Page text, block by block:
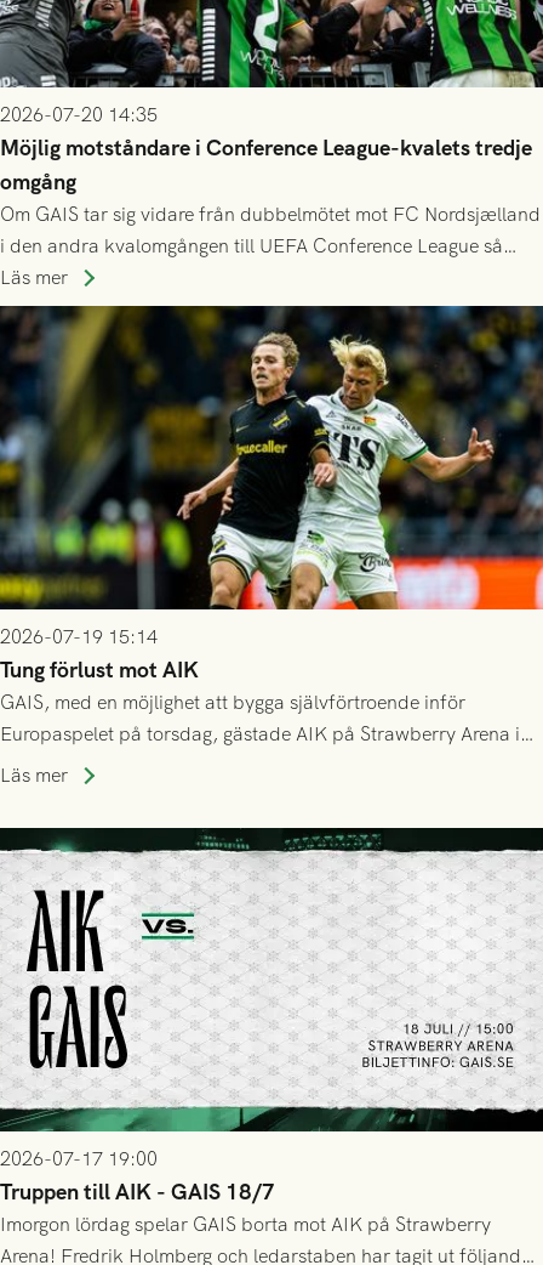
2026-07-20 14:35
Möjlig motståndare i Conference League-kvalets tredje
omgång
Om GAIS tar sig vidare från dubbelmötet mot FC Nordsjælland
i den andra kvalomgången till UEFA Conference League så
spelas den tredje kvalomgången kort därpå. Motståndare blir
då vinnaren i mötet mellan isländska Valur och HŠK Zrinjski
Mostar från Bosnien och Hercegovina.
Läs mer
2026-07-19 15:14
Tung förlust mot AIK
GAIS, med en möjlighet att bygga självförtroende inför
Europaspelet på torsdag, gästade AIK på Strawberry Arena i
Stockholm . Men trots konstant hotande i första halvlek av
lyckades få in 2-0.
Läs mer
2026-07-17 19:00
Truppen till AIK - GAIS 18/7
Imorgon lördag spelar GAIS borta mot AIK på Strawberry
Arena! Fredrik Holmberg och ledarstaben har tagit ut följande